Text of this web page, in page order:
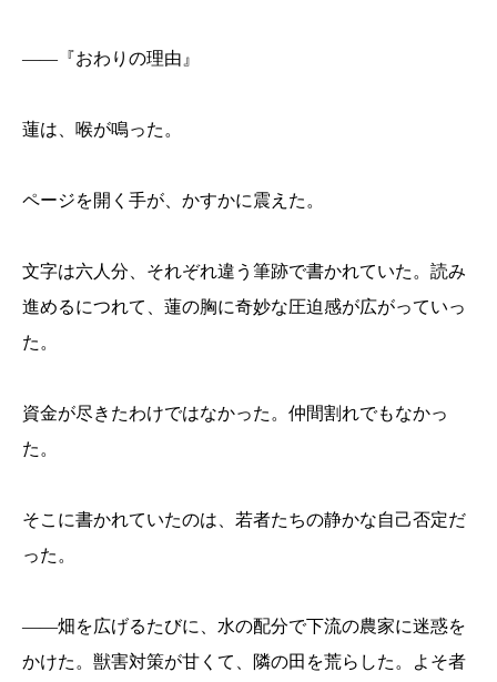
——『おわりの理由』
蓮は、喉が鳴った。
ページを開く手が、かすかに震えた。
文字は六人分、それぞれ違う筆跡で書かれていた。読み
進めるにつれて、蓮の胸に奇妙な圧迫感が広がっていっ
た。
資金が尽きたわけではなかった。仲間割れでもなかっ
た。
そこに書かれていたのは、若者たちの静かな自己否定だ
った。
——畑を広げるたびに、水の配分で下流の農家に迷惑を
かけた。獣害対策が甘くて、隣の田を荒らした。よそ者